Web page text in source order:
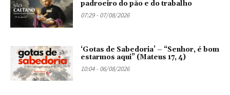
padroeiro do pão e do trabalho
07:29 - 07/08/2026
‘Gotas de Sabedoria’ – “Senhor, é bom
estarmos aqui” (Mateus 17, 4)
10:04 - 06/08/2026